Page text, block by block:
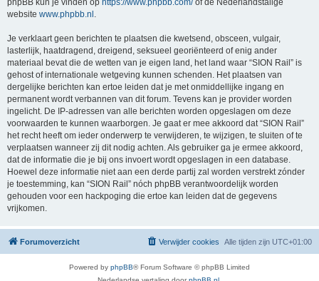
website www.phpbb.nl
Je verklaart geen berichten te plaatsen die kwetsend, obsceen, vulgair,
lasterlijk, haatdragend, dreigend, seksueel georiënteerd of enig ander
materiaal bevat die de wetten van je eigen land, het land waar “SION Rail” is
gehost of internationale wetgeving kunnen schenden. Het plaatsen van
dergelijke berichten kan ertoe leiden dat je met onmiddellijke ingang en
permanent wordt verbannen van dit forum. Tevens kan je provider worden
ingelicht. De IP-adressen van alle berichten worden opgeslagen om deze
voorwaarden te kunnen waarborgen. Je gaat er mee akkoord dat “SION Rail”
het recht heeft om ieder onderwerp te verwijderen, te wijzigen, te sluiten of te
verplaatsen wanneer zij dit nodig achten. Als gebruiker ga je ermee akkoord,
dat de informatie die je bij ons invoert wordt opgeslagen in een database.
Hoewel deze informatie niet aan een derde partij zal worden verstrekt zónder
je toestemming, kan “SION Rail” nóch phpBB verantwoordelijk worden
gehouden voor een hackpoging die ertoe kan leiden dat de gegevens
vrijkomen.
Forumoverzicht Alle tijden zijn UTC+01:00
Verwijder cookies
Powered by phpBB® Forum Software © phpBB Limited